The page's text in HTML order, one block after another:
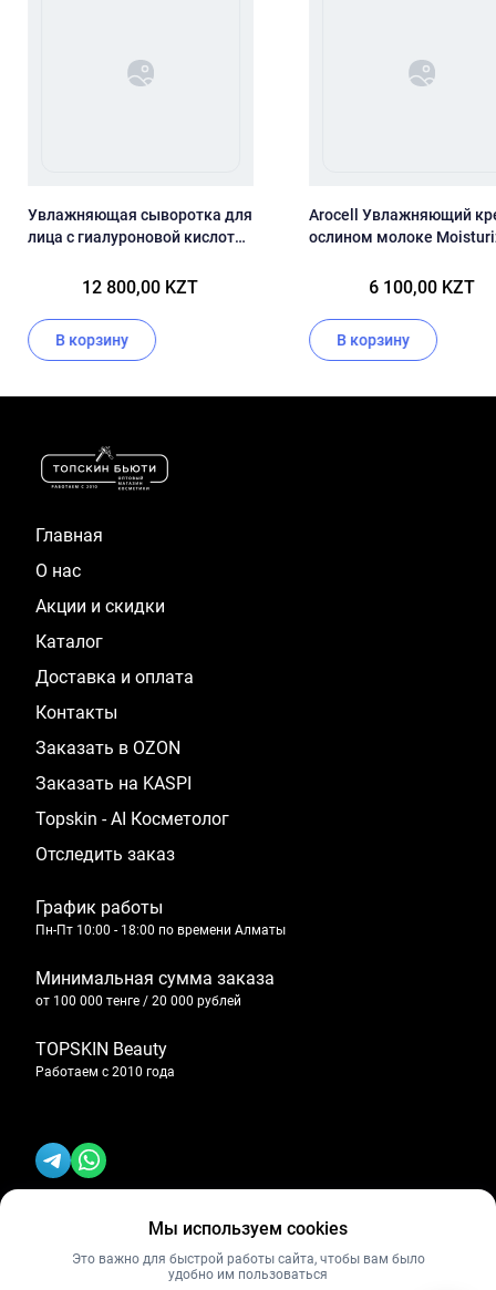
Увлажняющая сыворотка для
лица с гиалуроновой кислотой
Cera-nol Ampoule
12 800,00 KZT
В корзину
Arocell Увлажняющий
ослином молоке
6 100,00 KZT
В корзину
Главная
О нас
Акции и скидки
Каталог
Доставка и оплата
Контакты
Заказать в OZON
Заказать на KASPI
Topskin - AI Косметолог
Отследить заказ
График работы
Пн-Пт 10:00 - 18:00 по времени Алматы
Минимальная сумма заказа
от 100 000 тенге / 20 000 рублей
TOPSKIN Beauty
Работаем с 2010 года
Политика конфиденциальности
Публичная оферта
Мы используем cookies
Это важно для быстрой работы сайта, чтобы вам было
удобно им пользоваться